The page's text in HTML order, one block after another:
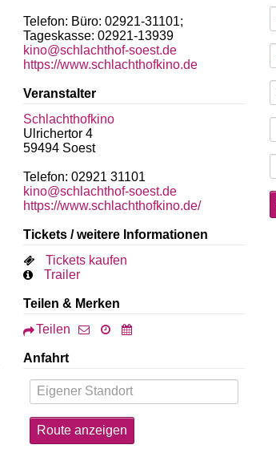
Telefon: Büro: 02921-31101;
Tageskasse: 02921-13939
kino@schlachthof-soest.de
https://www.schlachthofkino.de
Veranstalter
Schlachthofkino
Ulrichertor 4
59494Soest
Telefon: 02921 31101
kino@schlachthof-soest.de
https://www.schlachthofkino.de/
Tickets / weitere Informationen
Tickets kaufen
Trailer
Teilen & Merken
Teilen
Anfahrt